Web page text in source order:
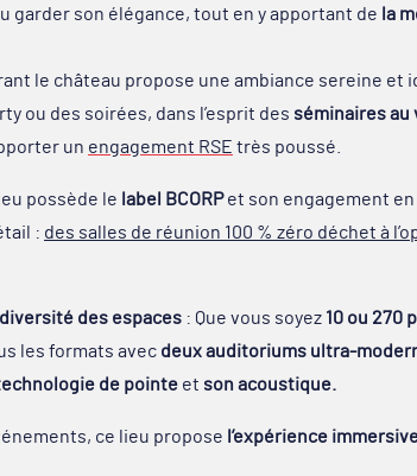
garder son élégance, tout en y apportant de la
le château propose une ambiance sereine et
ou des soirées, dans l’esprit des séminaires au
un engagement RSE très poussé.
possède le label BCORPet son engagement
: des salles de réunion 100 % zéro déchet à
diversité des espaces : Que vous soyez 10 ou 270
les formats avec deux auditoriums ultra-
de pointe et son acoustique.
ce lieu propose l’expérience